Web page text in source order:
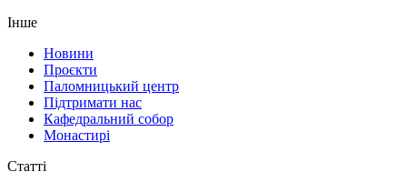
Інше
Новини
Проєкти
Паломницький центр
Підтримати нас
Кафедральний собор
Монастирі
Статті